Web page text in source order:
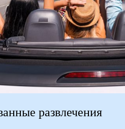
развлечения